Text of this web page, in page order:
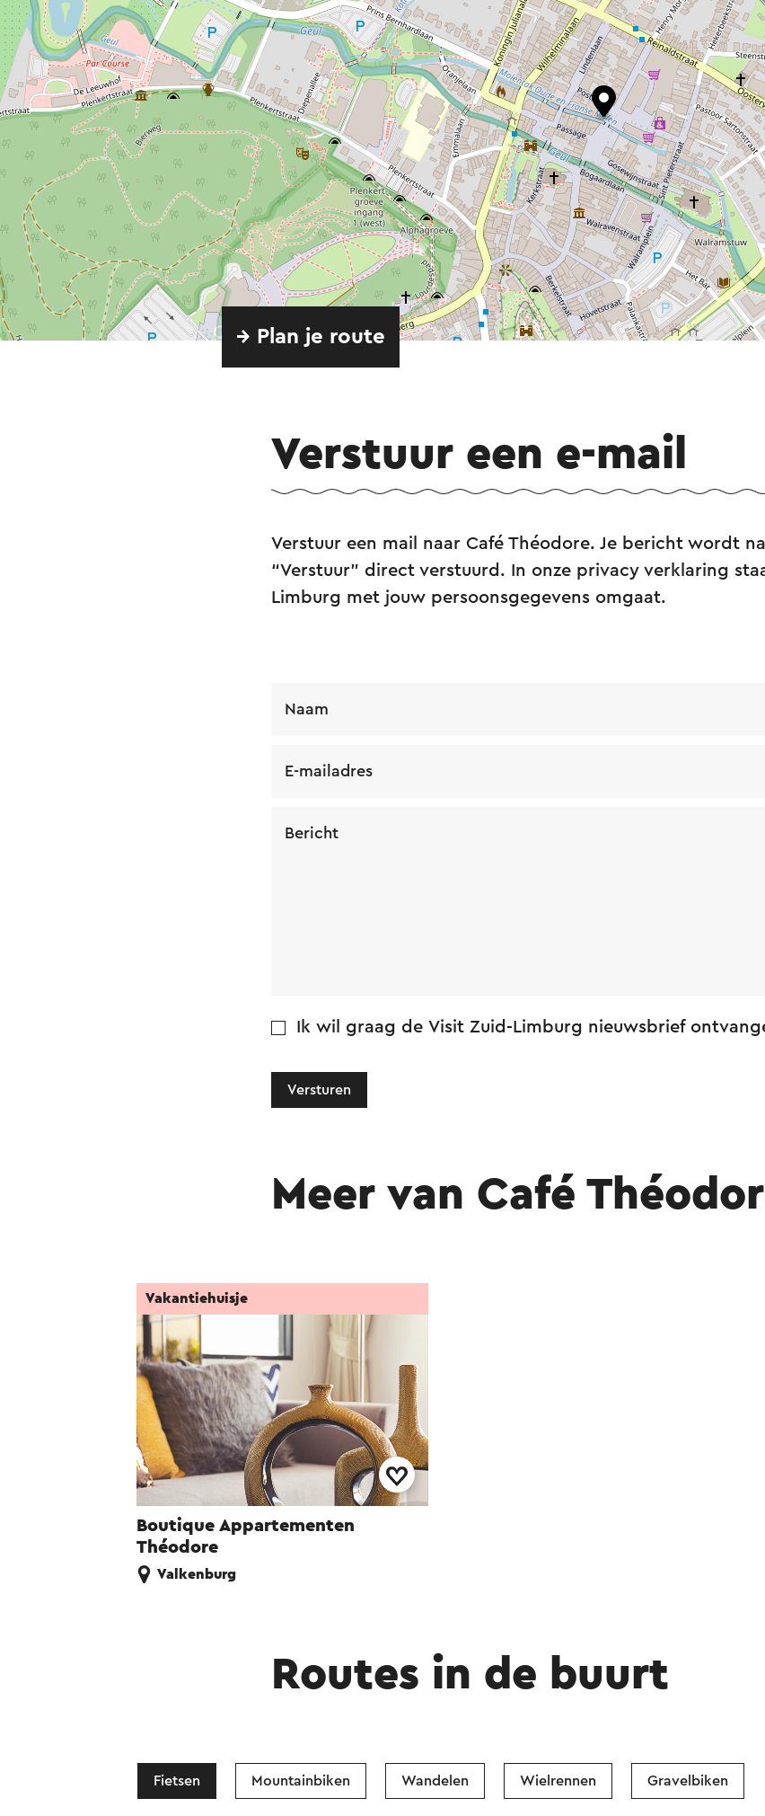
→ Plan je route
Verstuur een e-mail
Verstuur een mail naar Café Théodore. Je bericht wordt
“Verstuur” direct verstuurd. In onze privacy verklaring
Limburg met jouw persoonsgegevens omgaat.
Naam
E-mailadres
Bericht
Ik wil graag de Visit Zuid-Limburg nieuwsbrief
Versturen
Meer van Café
Boutique Appartementen
Théodore
Vakantiehuisje
Valkenburg
Routes in de buurt
Fietsen Mountainbiken Wandelen Wielrennen Gravelbiken